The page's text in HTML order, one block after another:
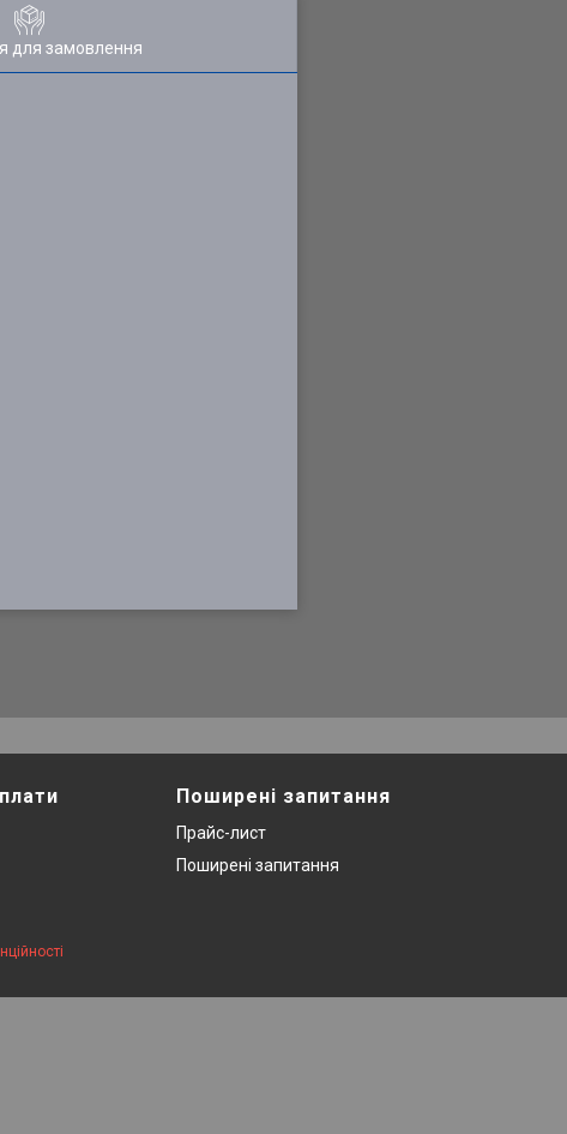
для замовлення
Поширені запитання
Прайс-лист
Поширені запитання